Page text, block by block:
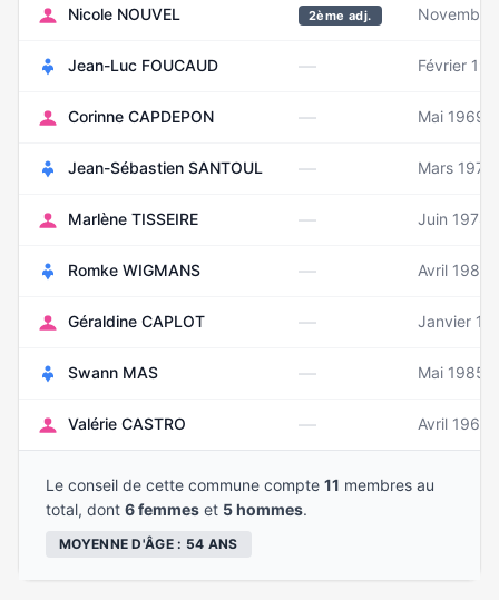
Nicole NOUVEL 2ème adj. Novembre
Jean-Luc FOUCAUD — Février
Corinne CAPDEPON — Mai 1969
Jean-Sébastien SANTOUL — Mars 1975
Marlène TISSEIRE — Juin 1978
Romke WIGMANS — Avril 1983
Géraldine CAPLOT — Janvier
Swann MAS — Mai 1985
Valérie CASTRO — Avril 1961
Le conseil de cette commune compte 11 membres au
total, dont 6 femmes et 5 hommes.
MOYENNE D'ÂGE : 54 ANS